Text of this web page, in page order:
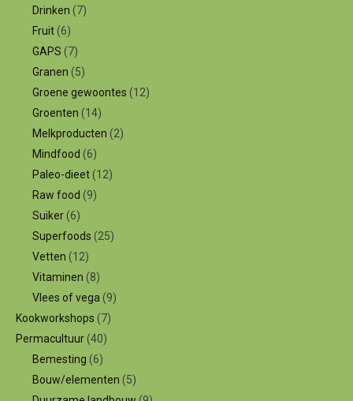
Drinken (7)
Fruit(6)
GAPS (7)
Granen (5)
Groene gewoontes (12)
Groenten (14)
Melkproducten (2)
Mindfood (6)
Paleo-dieet(12)
Raw food (9)
Suiker(6)
Superfoods (25)
Vetten (12)
Vitaminen (8)
Vlees of vega(9)
Kookworkshops (7)
Permacultuur(40)
Bemesting (6)
Bouw/elementen (5)